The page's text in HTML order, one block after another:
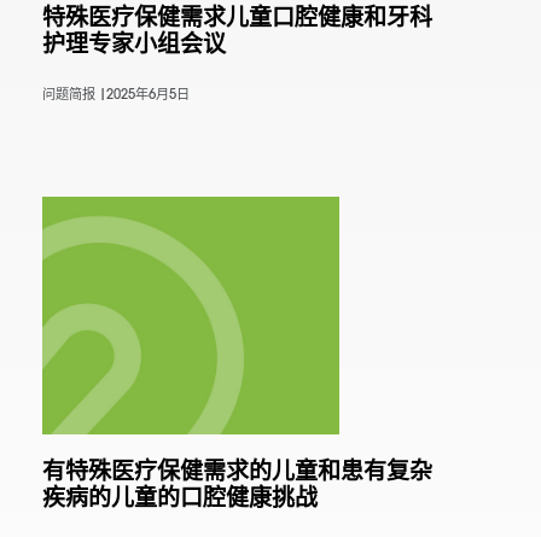
特殊医疗保健需求儿童口腔健康和牙科
护理专家小组会议
问题简报 | 2025年6月5日
有特殊医疗保健需求的儿童和患有复杂
疾病的儿童的口腔健康挑战